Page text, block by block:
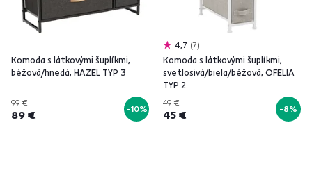
Komoda s látkovými šuplíkmi,
béžová/hnedá, HAZEL TYP 3
99 €
89 € -10%
4,7 7
Komoda s látkovými šuplíkmi,
svetlosivá/biela/béžová, OFELIA
TYP 2
49 €
45 € -8%